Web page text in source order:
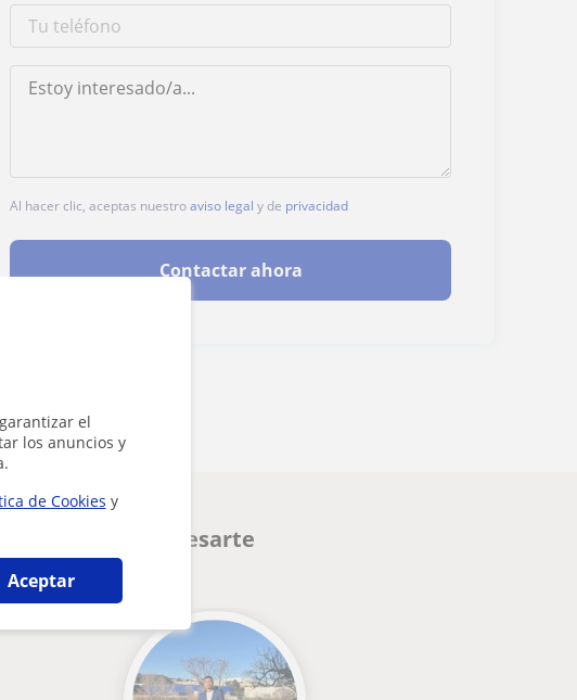
el
los anuncios y
de Cookies y
Aceptar
Al hacer clic, aceptas nuestroaviso legal y de privacidad
Contactar ahora
pueden interesarte